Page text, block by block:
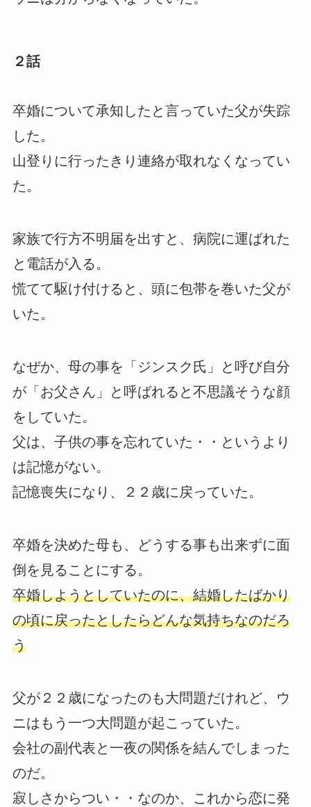
２話
卒婚について承知したと言っていた父が失踪
した。
山登りに行ったきり連絡が取れなくなってい
た。
家族で行方不明届を出すと、病院に運ばれた
と電話が入る。
慌てて駆け付けると、頭に包帯を巻いた父が
いた。
なぜか、母の事を「ジンスク氏」と呼び自分
が「お父さん」と呼ばれると不思議そうな顔
をしていた。
父は、子供の事を忘れていた・・というより
は記憶がない。
記憶喪失になり、２２歳に戻っていた。
卒婚を決めた母も、どうする事も出来ずに面
倒を見ることにする。
卒婚しようとしていたのに、結婚したばかり
の頃に戻ったとしたらどんな気持ちなのだろ
う
父が２２歳になったのも大問題だけれど、ウ
ニはもう一つ大問題が起こっていた。
会社の副代表と一夜の関係を結んでしまった
のだ。
寂しさからつい・・なのか、これから恋に発